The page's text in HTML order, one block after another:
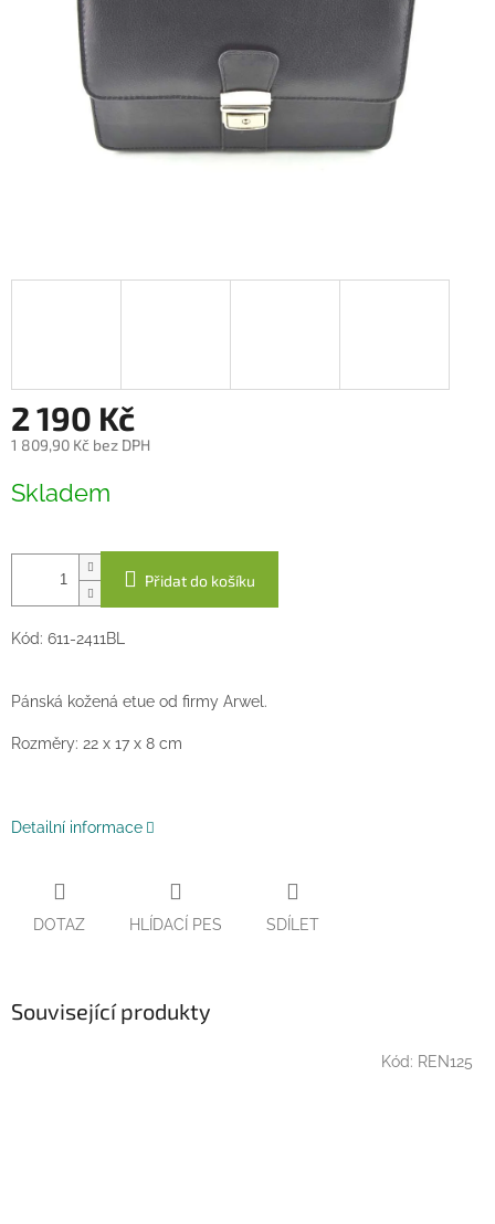
2 190 Kč
1 809,90 Kč bez DPH
cena:
Skladem
Přidat do košíku
Kód: 611-2411BL
Pánská kožená etue od firmy Arwel.
Rozměry: 22 x 17 x 8 cm
Detailní informace
DOTAZ HLÍDACÍ PES SDÍLET
Související produkty
Kód: REN125